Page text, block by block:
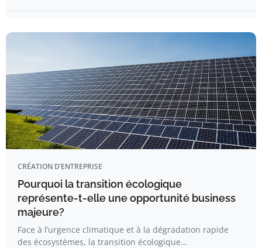
CRÉATION D’ENTREPRISE
Pourquoi la transition écologique
représente-t-elle une opportunité business
majeure?
Face à l’urgence climatique et à la dégradation rapide
des écosystèmes, la transition écologique…